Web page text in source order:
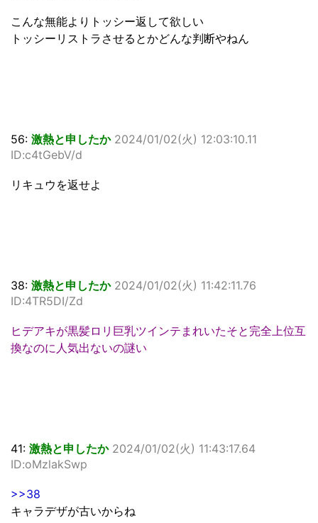
こんな無能よりトッシー返して欲しい
トッシーリストラさせるとかどんな判断やねん
56: 激熱と申したか 2024/01/02(火) 12:03:10.11
ID:c4tGebV/d
リキュウを返せよ
38: 激熱と申したか 2024/01/02(火) 11:42:11.76
ID:4TR5DI/Zd
ヒデアキが黒髪ロリ巨乳ツインテまれいたそと完全上位互
換なのに人気出ないの謎い
41: 激熱と申したか 2024/01/02(火) 11:43:17.64
ID:oMzlakSwp
>>38
キャラデザが古いからね